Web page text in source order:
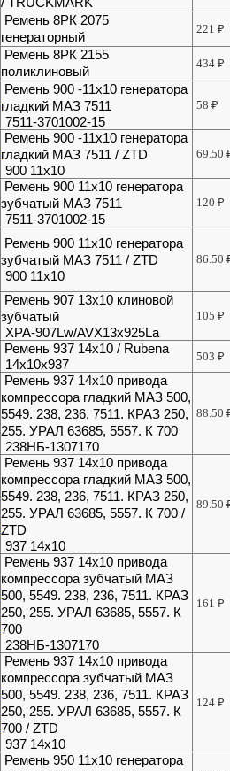
Ремень 8РК 2075
генераторный
221₽
Ремень 8РК 2155
поликлиновый
434₽
Ремень 900 -11х10 генератора
гладкий МАЗ 7511
7511-3701002-15
58₽
Ремень 900 -11х10 генератора
гладкий МАЗ 7511 / ZTD
900 11х10
69.50
Ремень 900 11х10 генератора
зубчатый МАЗ 7511
7511-3701002-15
120₽
Ремень 900 11х10 генератора
зубчатый МАЗ 7511 / ZTD
900 11х10
86.50
Ремень 907 13х10 клиновой
зубчатый
XPA-907Lw/AVX13х925La
105₽
Ремень 937 14х10 / Rubena
14х10х937
503₽
Ремень 937 14х10 привода
компрессора гладкий МАЗ 500,
5549. 238, 236, 7511. КРАЗ 250,
255. УРАЛ 63685, 5557. К 700
238НБ-1307170
88.50
Ремень 937 14х10 привода
компрессора гладкий МАЗ 500,
5549. 238, 236, 7511. КРАЗ 250,
255. УРАЛ 63685, 5557. К 700 /
ZTD
937 14х10
89.50
Ремень 937 14х10 привода
компрессора зубчатый МАЗ
500, 5549. 238, 236, 7511. КРАЗ
250, 255. УРАЛ 63685, 5557. К
700
238НБ-1307170
161₽
Ремень 937 14х10 привода
компрессора зубчатый МАЗ
500, 5549. 238, 236, 7511. КРАЗ
250, 255. УРАЛ 63685, 5557. К
700 / ZTD
937 14х10
124₽
Ремень 950 11х10 генератора